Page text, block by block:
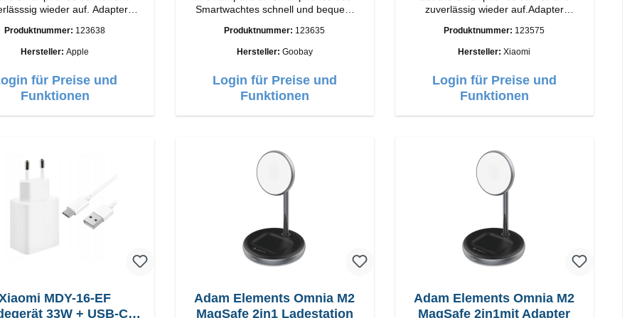
wieder auf. Adapter
Anschlüsse: USB-A
Output: 12W Farbe: Weiss
Produktnummer: 123638
Hersteller:Apple
für Preise und
Funktionen
Smartwachtes schnell und bequem
Farbe: Schwarz
Produktnummer: 123635
Hersteller: Goobay
Login für Preise und
Funktionen
zuverlässig wieder auf.Adapter
Verarbeitung Anschlüsse: USB-A
Weiss
Produktnummer: 123575
Hersteller:Xiaomi
Login für Preise und
Funktionen
MDY-16-EF
33W + USB-C
Adam Elements Omnia M2
MagSafe 2in1 Ladestation
Adam Elements Omnia M2
MagSafe 2in1mit Adapter